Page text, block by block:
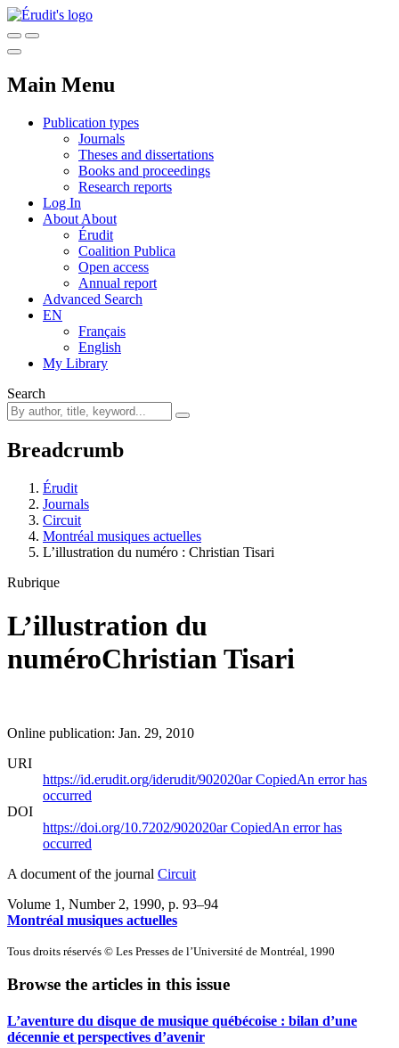
Main Menu
Publication types
Journals
Theses and dissertations
Books and proceedings
Research reports
Log In
About About
Érudit
Coalition Publica
Open access
Annual report
Advanced Search
EN
Français
English
My Library
Search
Breadcrumb
Érudit
Journals
Circuit
Montréal musiques actuelles
L’illustration du numéro : Christian Tisari
Rubrique
L’illustration du
numéroChristian Tisari
Online publication: Jan. 29, 2010
URI
https://id.erudit.org/iderudit/902020arCopiedAn error has
occurred
DOI
https://doi.org/10.7202/902020arCopiedAn error has
occurred
A document of the journal Circuit
Volume 1, Number 2, 1990, p. 93–94
Montréal musiques actuelles
Tous droits réservés © Les Presses de l’Université de Montréal, 1990
Browse the articles in this issue
L’aventure du disque de musique québécoise : bilan d’une
décennie et perspectives d’avenir